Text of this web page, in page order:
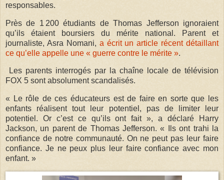
responsables.
Près de 1 200 étudiants de Thomas Jefferson ignoraient
qu’ils étaient boursiers du mérite national. Parent et
journaliste, Asra Nomani, a écrit un article récent détaillant
ce qu’elle appelle une « guerre contre le mérite ».
Les parents interrogés par la chaîne locale de télévision
FOX 5 sont absolument scandalisés.
« Le rôle de ces éducateurs est de faire en sorte que les
enfants réalisent tout leur potentiel, pas de limiter leur
potentiel. Or c’est ce qu’ils ont fait », a déclaré Harry
Jackson, un parent de Thomas Jefferson. « Ils ont trahi la
confiance de notre communauté. On ne peut pas leur faire
confiance. Je ne peux plus leur faire confiance avec mon
enfant. »